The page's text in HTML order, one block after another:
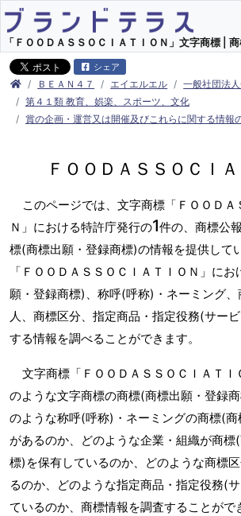
「ＦＯＯＤＡＳＳＯＣＩＡＴＩＯＮ」文字商標 |
シェア
ＢＥＡＮ４７ エイエルエル
一般社団法
第４１類 教育、娯楽、スポーツ、文化
賞の企画・運営又は開催及びこれらに関する情報
ＦＯＯＤＡＳＳＯＣＩ
このページでは、文字商標「ＦＯＯＤＡ
Ｎ」における特許庁発行の1件の、商標公
標(商標出願・登録商標)の情報を提供して
「ＦＯＯＤＡＳＳＯＣＩＡＴＩＯＮ」に
願・登録商標)、称呼(呼称)・ネーミング
人、商標区分、指定商品・指定役務(サー
する情報を調べることができます。
文字商標「ＦＯＯＤＡＳＳＯＣＩＡＴ
のような文字商標の商標(商標出願・登録
のような称呼(呼称)・ネーミングの商標(
があるのか、どのような企業・組織が商標
標)を保有しているのか、どのような商標
るのか、どのような指定商品・指定役務(
ているのか、商標情報を調査することがで